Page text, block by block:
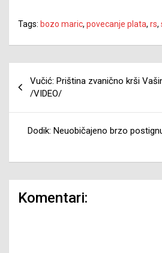
Tags: bozo maric, povecanje plata, rs,
članaka
Vučić: Priština zvanično krši
/VIDEO/
Dodik: Neuobičajeno brzo
Komentari: